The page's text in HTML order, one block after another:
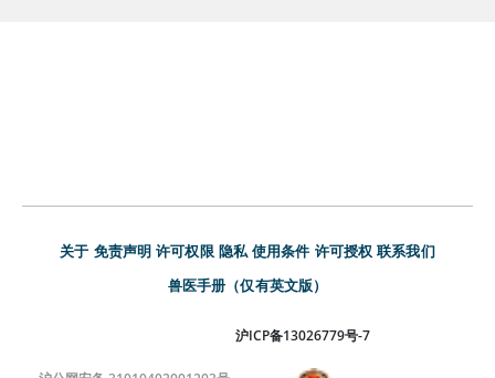
关于 免责声明 许可权限 隐私 使用条件 许可授权 联系我们
兽医手册（仅有英文版）
沪ICP备13026779号-7